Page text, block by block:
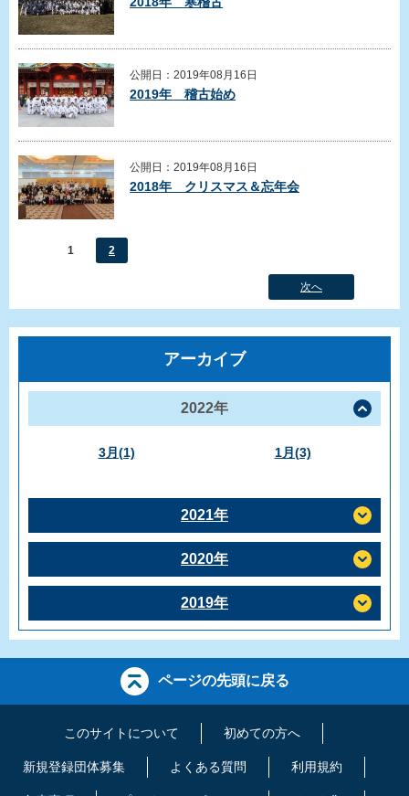
公開日：2019年08月16日
2019年 稽古始め
公開日：2019年08月16日
2018年 クリスマス＆忘年会
1 2
次へ
アーカイブ
2022年
3月(1) 1月(3)
2021年
2020年
2019年
ページの先頭に戻る
このサイトについて 初めての方へ
新規登録団体募集 よくある質問 利用規約